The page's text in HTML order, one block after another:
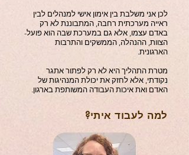
לכן אני משלבת בין אימון אישי למנהלים לבין
ראייה מערכתית רחבה, המתבוננת לא רק
באדם עצמו, אלא גם במערכת שבה הוא פועל-
הצוות, ההנהלה, הממשקים והתרבות
הארגונית.
מטרת התהליך היא לא רק לפתור אתגר
נקודתי, אלא לחזק את יכולת המנהיגות של
האדם ואת איכות העבודה המשותפת בארגון.
למה לעבוד איתי?